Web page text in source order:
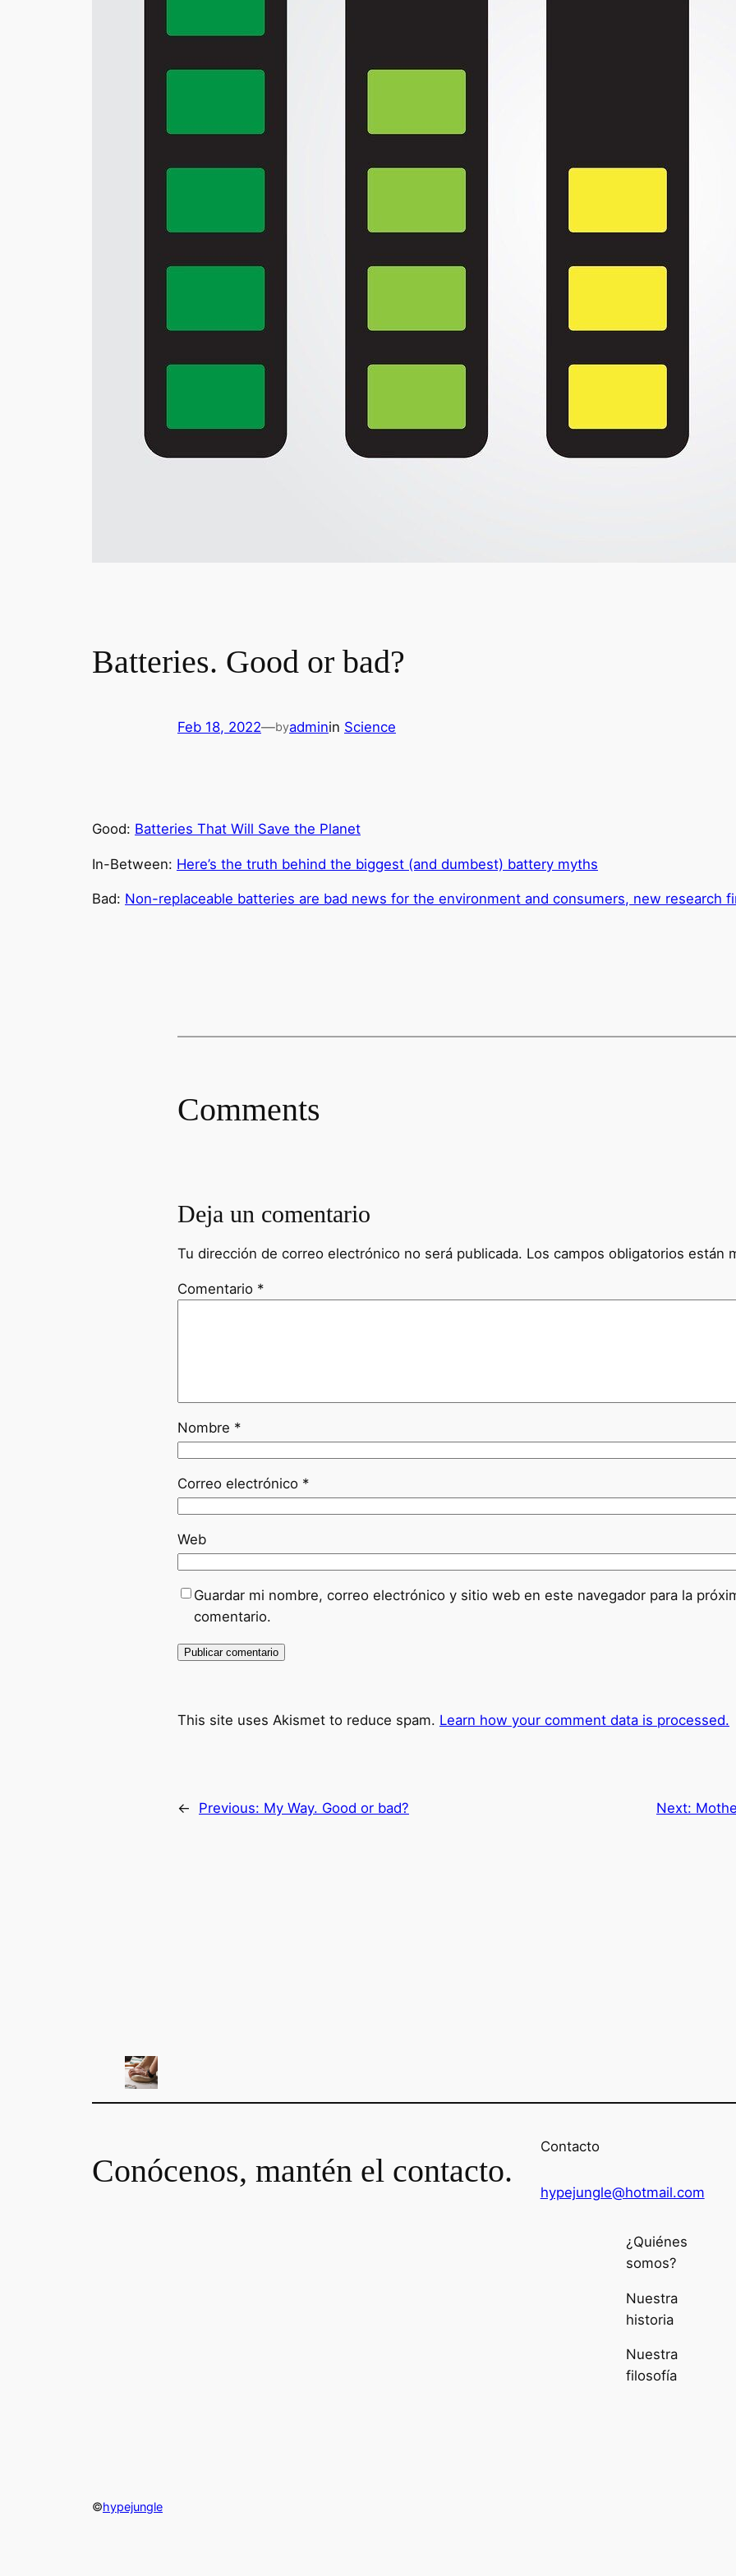
Batteries. Good or bad?
Feb 18, 2022—byadminin Science
Good: Batteries That Will Save the Planet
In-Between: Here’s the truth behind the biggest (and dumbest) battery myths
Bad: Non-replaceable batteries are bad news for the environment and consumers, new research
Comments
Deja un comentario
Tu dirección de correo electrónico no será publicada. Los campos obligatorios están
Comentario *
Nombre *
Correo electrónico *
Web
Guardar mi nombre, correo electrónico y sitio web en este navegador para la
comentario.
This site uses Akismet to reduce spam. Learn how your comment data is processed.
← Previous: My Way. Good or bad? Next:
Conócenos, mantén el contacto.
Contacto
hypejungle@hotmail.com
¿Quiénes
somos?
Nuestra
historia
Nuestra
filosofía
©hypejungle